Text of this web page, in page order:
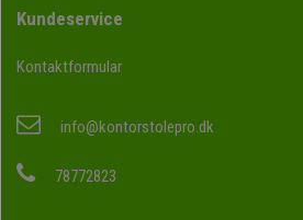
Kundeservice
Kontaktformular
info@kontorstolepro.dk
78772823